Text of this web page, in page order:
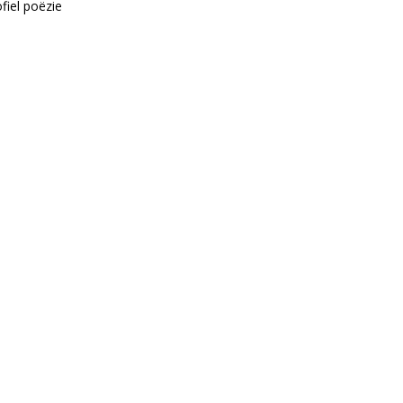
poëzie